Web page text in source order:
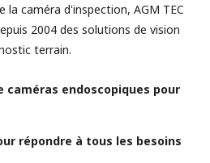
la caméra d'inspection, AGM TEC
2004 des solutions de vision
terrain.
caméras endoscopiques pour
répondre à tous les besoins